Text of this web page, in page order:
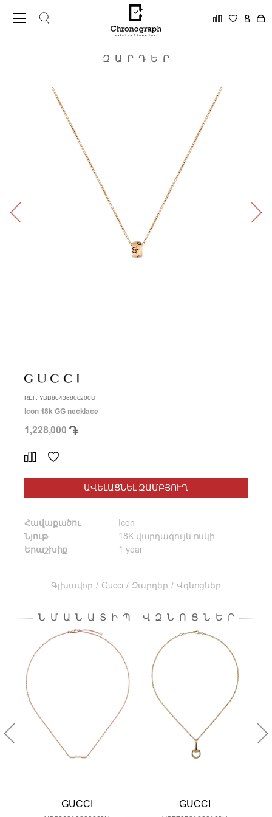
ԶԱՐԴԵՐ
REF. YBB80436800200U
Icon 18k GG necklace
1,228,000
ԱՎԵԼԱՑՆԵԼ ԶԱՄԲՅՈՒՂ
Հավաքածու
Icon
Նյութ
18K վարդագույն ոսկի
Երաշխիք
1 year
Գլխավոր / Gucci / Զարդեր / Վզնոցներ
ՆՄԱՆԱՏԻՊ ՎԶՆՈՑՆԵՐ
GUCCI GUCCI